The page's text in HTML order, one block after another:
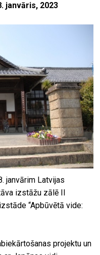
janvāris, 2023
janvārim Latvijas
izstāžu zālē II
“Apbūvētā vide:
projektu un